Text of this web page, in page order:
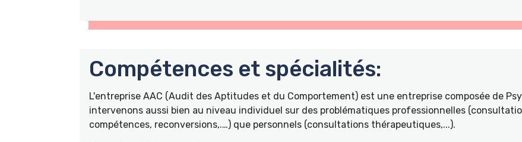
Compétences et spécialités:
L'entreprise AAC (Audit des Aptitudes et du Comportement) est une entreprise composée de
intervenons aussi bien au niveau individuel sur des problématiques professionnelles
compétences, reconversions,.…) que personnels (consultations thérapeutiques,...).